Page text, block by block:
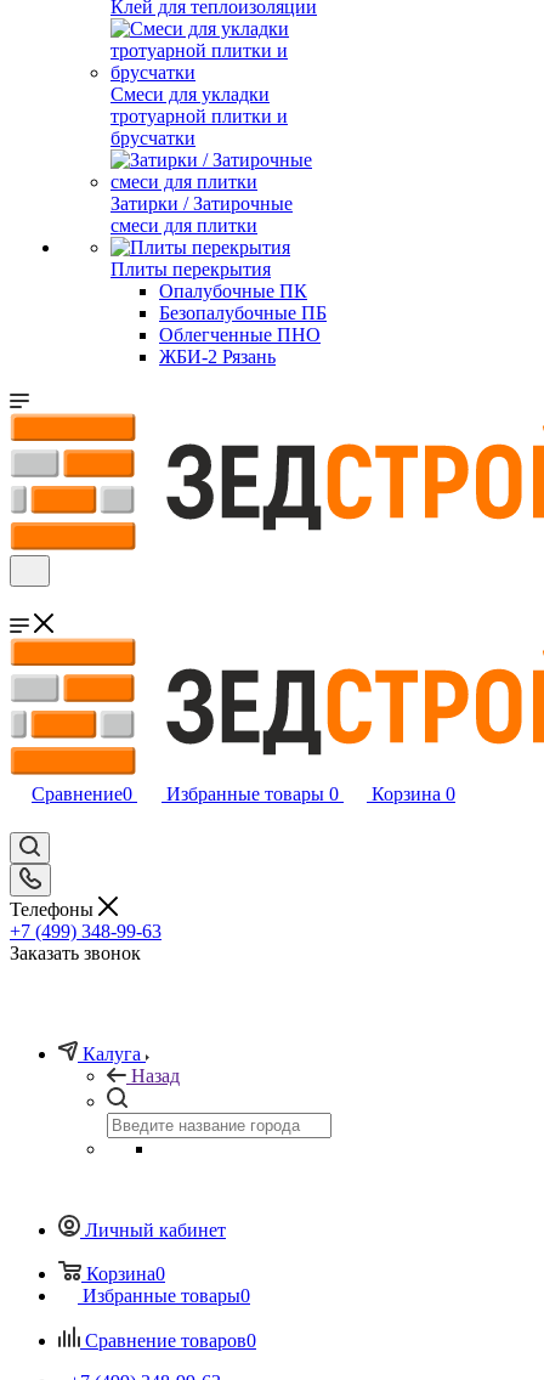
Клей для теплоизоляции
Смеси для укладки
тротуарной плитки и
брусчатки
Затирки / Затирочные
смеси для плитки
Плиты перекрытия
Опалубочные ПК
Безопалубочные ПБ
Облегченные ПНО
ЖБИ-2 Рязань
Сравнение0 Избранные товары 0 Корзина 0
Телефоны
+7 (499) 348-99-63
Заказать звонок
Калуга
Назад
Личный кабинет
Корзина0
Избранные товары0
Сравнение товаров0